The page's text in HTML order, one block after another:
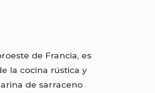
de Francia, es
la cocina rústica y
de sarraceno